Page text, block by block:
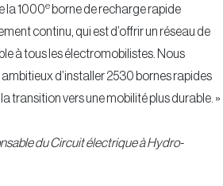
la 1000e borne de recharge rapide
continu, qui est d’offrir un réseau de
à tous les électromobilistes. Nous
d’installer 2530 bornes rapides
transition vers une mobilité plus durable. »
du Circuit électrique à Hydro-